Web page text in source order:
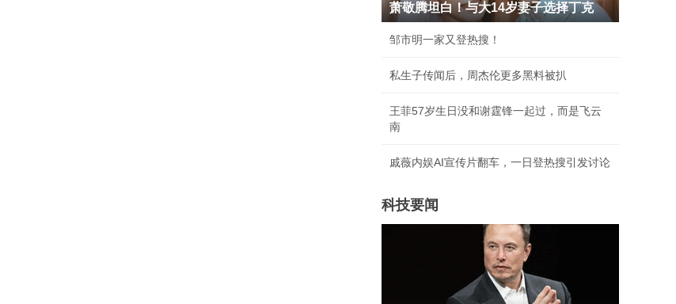
萧敬腾坦白！与大14岁妻子选择丁克
邹市明一家又登热搜！
私生子传闻后，周杰伦更多黑料被扒
王菲57岁生日没和谢霆锋一起过，而是飞云
南
戚薇内娱AI宣传片翻车，一日登热搜引发讨论
科技要闻